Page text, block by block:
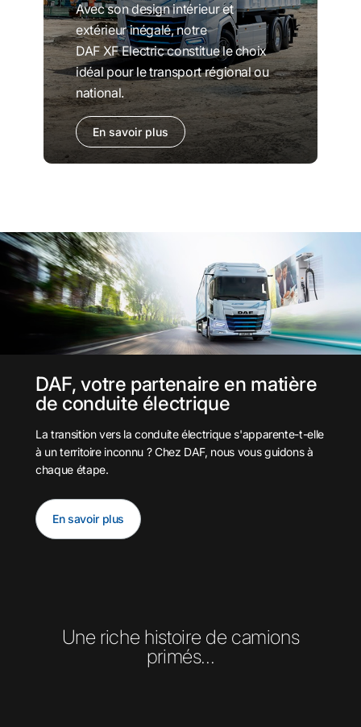
Avec son design intérieur et
extérieur inégalé, notre
DAF XF Electric constitue le choix
idéal pour le transport régional ou
national.
En savoir plus
DAF, votre partenaire en matière
de conduite électrique
La transition vers la conduite électrique s'apparente-t-elle
à un territoire inconnu ? Chez DAF, nous vous guidons à
chaque étape.
En savoir plus
Une riche histoire de camions
primés...